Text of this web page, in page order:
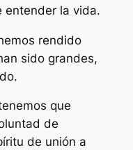
entender la vida.
rendido
sido grandes,
que
de
de unión a